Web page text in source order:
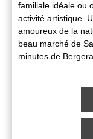
familiale idéale ou
activité artistique.
amoureux de la
beau marché de
minutes de